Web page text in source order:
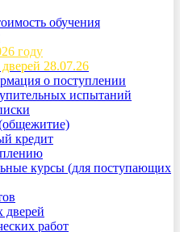
обучения
году
28.07.26
о поступлении
испытаний
кредит
курсы (для поступающих
дверей
работ